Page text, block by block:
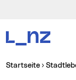
Sie sind hier:
Startseite